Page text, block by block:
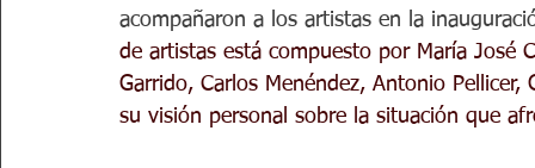
acompañaron a los artistas en la
de artistas está compuesto por María José
Garrido, Carlos Menéndez, Antonio
su visión personal sobre la situación que